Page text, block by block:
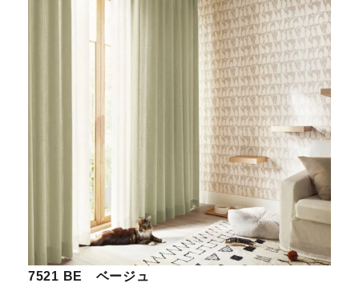
7521 BE ベージュ